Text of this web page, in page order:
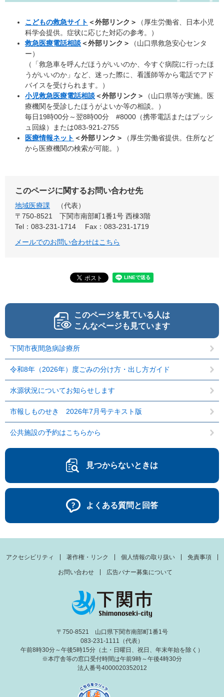
こどもの救急サイト ＜外部リンク＞
（厚生労働省、日本小児
科学会提供。症状に応じた対応の参考。）
救急医療電話相談＜外部リンク＞
（山口県救急安心センタ
ー）
（「救急車を呼んだほうがいいのか、今すぐ病院に行ったほ
うがいいのか」など、迷った際に、看護師等から電話でアド
バイスを受けられます。）
小児救急医療電話相談＜外部リンク＞
（山口県等が実施。医
療機関を受診したほうがよいか等の相談。）
毎日19時00分～翌8時00分 #8000（携帯電話またはプッシ
ュ回線）または083-921-2755
医療情報ネット ＜外部リンク＞
（厚生労働省提供。住所など
から医療機関の検索が可能。）
このページに関するお問い合わせ先
地域医療課
代表
〒750-8521
下関市南部町1番1号 西棟3階
Tel：083-231-1714
Fax：083-231-1719
メールでのお問い合わせはこちら
このページを見ている人は
こんなページも見ています
下関市夜間急病診療所
令和8年（2026年）度ごみの分け方・出し方ガイド
水源状況についてお知らせします
市報しものせき 2026年7月号テキスト版
公共施設の予約はこちらから
見つからないときは
よくある質問と回答
アクセシビリティ 著作権・リンク 個人情報の取り扱い 免責事項
お問い合わせ 広告バナー募集について
〒750-8521 山口県下関市南部町1番1号
083-231-1111（代表）
午前8時30分～午後5時15分（土・日曜日、祝日、年末年始を除く）
※本庁舎等の窓口受付時間は午前9時～午後4時30分
法人番号4000020352012